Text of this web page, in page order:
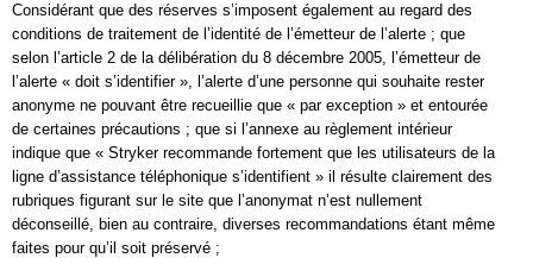
Considérant que des réserves s’imposent également au regard des
conditions de traitement de l’identité de l’émetteur de l’alerte ; que
selon l’article 2 de la délibération du 8 décembre 2005, l’émetteur de
l’alerte « doit s’identifier », l’alerte d’une personne qui souhaite rester
anonyme ne pouvant être recueillie que « par exception » et entourée
de certaines précautions ; que si l’annexe au règlement intérieur
indique que « Stryker recommande fortement que les utilisateurs de la
ligne d’assistance téléphonique s’identifient » il résulte clairement des
rubriques figurant sur le site que l’anonymat n’est nullement
déconseillé, bien au contraire, diverses recommandations étant même
faites pour qu’il soit préservé ;